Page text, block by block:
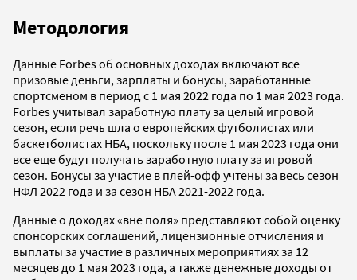
Методология
Данные Forbes об основных доходах включают все
призовые деньги, зарплаты и бонусы, заработанные
спортсменом в период с 1 мая 2022 года по 1 мая 2023 года.
Forbes учитывал заработную плату за целый игровой
сезон, если речь шла о европейских футболистах или
баскетболистах НБА, поскольку после 1 мая 2023 года они
все еще будут получать заработную плату за игровой
сезон. Бонусы за участие в плей-офф учтены за весь сезон
НФЛ 2022 года и за сезон НБА 2021-2022 года.
Данные о доходах «вне поля» представляют собой оценку
спонсорских соглашений, лицензионные отчисления и
выплаты за участие в различных мероприятиях за 12
месяцев до 1 мая 2023 года, а также денежные доходы от